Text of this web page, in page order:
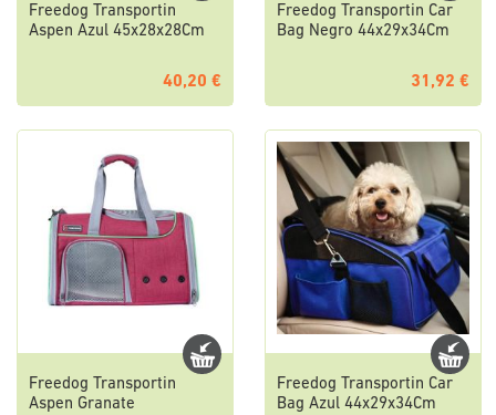
Freedog Transportin
Aspen Azul 45x28x28Cm
40,20 €
Freedog Transportin Car
Bag Negro 44x29x34Cm
31,92 €
Freedog Transportin
Aspen Granate
Freedog Transportin Car
Bag Azul 44x29x34Cm